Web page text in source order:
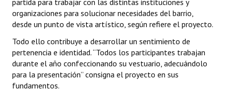
organizaciones para solucionar necesidades del barrio,
desde un punto de vista artístico, según refiere el proyecto.
Todo ello contribuye a desarrollar un sentimiento de
pertenencia e identidad. “Todos los participantes trabajan
durante el año confeccionando su vestuario, adecuándolo
para la presentación” consigna el proyecto en sus
fundamentos.